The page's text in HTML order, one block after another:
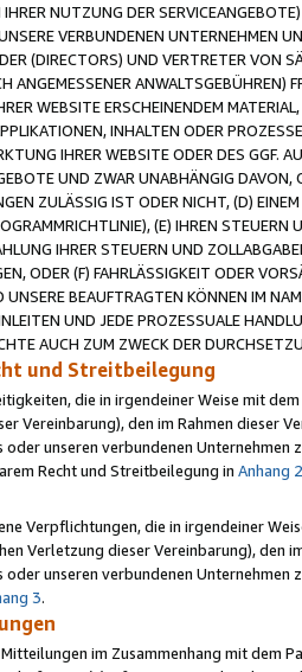
NUTZUNG DER
VERBUNDENEN UNTERNEHMEN
(DIRECTORS) UND VERTRETER VON
ANGEMESSENER
WEBSITE ERSCHEINENDEM
INHALTEN ODER
IHRER WEBSITE ODER DES GGF.
UND ZWAR UNABHÄNGIG
ZULÄSSIG IST ODER NICHT, (D)
(E) IHREN
IHRER STEUERN UND
ODER (F) FAHRLÄSSIGKEIT ODER
UNSERE BEAUFTRAGTEN KÖNNEN IM
UND JEDE PROZESSUALE
AUCH ZUM ZWECK DER
und Streitbeilegung
die in irgendeiner Weise mit
Vereinbarung), den im Rahmen dieser
oder unseren verbundenen
Recht und Streitbeilegung in Anhang 2
Verpflichtungen, die in irgendeiner
Verletzung dieser Vereinbarung), den
oder unseren verbundenen
3.
im Zusammenhang mit dem